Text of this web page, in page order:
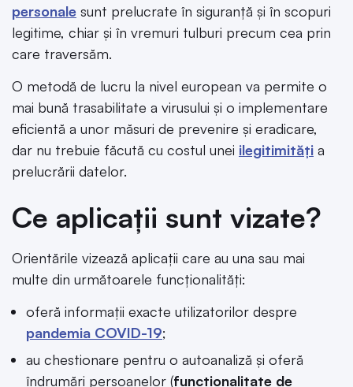
personale sunt prelucrate în siguranță și în scopuri
legitime, chiar și în vremuri tulburi precum cea prin
care traversăm.
O metodă de lucru la nivel european va permite o
mai bună trasabilitate a virusului și o implementare
eficientă a unor măsuri de prevenire și eradicare,
dar nu trebuie făcută cu costul unei ilegitimități a
prelucrării datelor.
Ce aplicații sunt vizate?
Orientările vizează aplicații care au una sau mai
multe din următoarele funcționalități:
oferă informații exacte utilizatorilor despre
pandemia COVID-19;
au chestionare pentru o autoanaliză și oferă
îndrumări persoanelor (funcționalitate de